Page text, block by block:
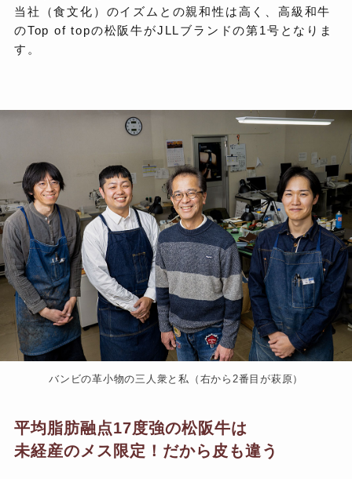
当社（食文化）のイズムとの親和性は高く、高級和牛
のTop of topの松阪牛がJLLブランドの第1号となりま
す。
バンビの革小物の三人衆と私（右から2番目が萩原）
平均脂肪融点17度強の松阪牛は
未経産のメス限定！だから皮も違う